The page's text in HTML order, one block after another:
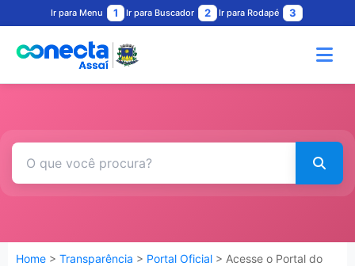
Ir para Menu 1 Ir para Buscador 2 Ir para Rodapé 3
Home > Transparência > Portal Oficial > Acesse o Portal do